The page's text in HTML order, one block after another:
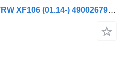
Direction assistée DAF,TRW XF106 (01.14-) 49002679 pour tracteur routier DAF XF106 (2014-)